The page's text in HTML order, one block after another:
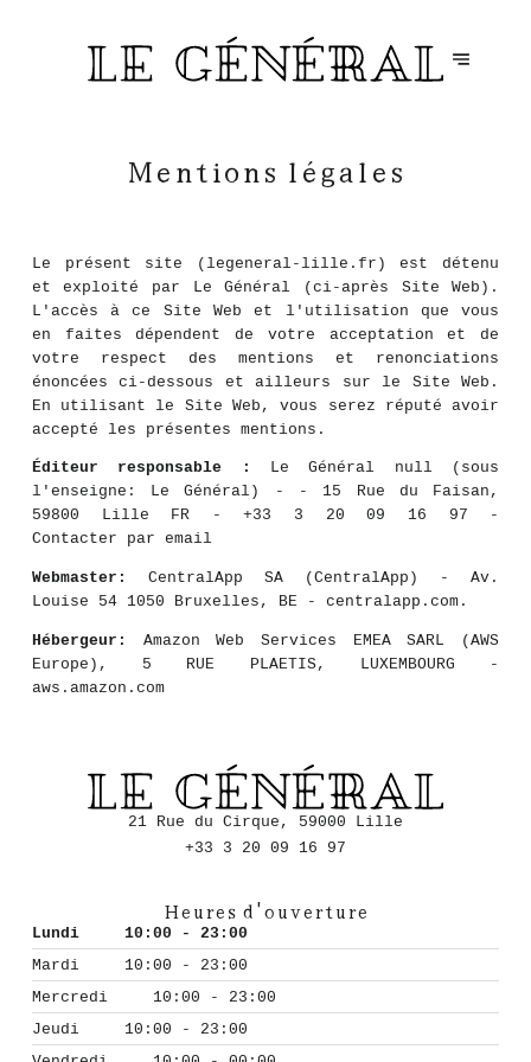
Mentions légales
Le présent site (legeneral-lille.fr) est détenu
et exploité par Le Général (ci-après Site Web).
L'accès à ce Site Web et l'utilisation que vous
en faites dépendent de votre acceptation et de
votre respect des mentions et renonciations
énoncées ci-dessous et ailleurs sur le Site Web.
En utilisant le Site Web, vous serez réputé avoir
accepté les présentes mentions.
Éditeur responsable :
Le Général null (sous
l'enseigne: Le Général) - - 15 Rue du Faisan,
59800 Lille FR - +33 3 20 09 16 97 -
Contacter par email
Webmaster: CentralApp SA (CentralApp) - Av.
Louise 54 1050 Bruxelles, BE - centralapp.com.
Hébergeur: Amazon Web Services EMEA SARL (AWS
Europe), 5 RUE PLAETIS, LUXEMBOURG -
aws.amazon.com
21 Rue du Cirque, 59000 Lille
+33 3 20 09 16 97
Heures d'ouverture
Lundi
10:00 - 23:00
Mardi
10:00 - 23:00
Mercredi
10:00 - 23:00
Jeudi
10:00 - 23:00